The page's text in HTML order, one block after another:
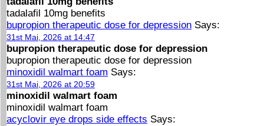
tadalafil 10mg benefits
bupropion therapeutic dose for depression Says:
31st Mai, 2026 at 14:47
bupropion therapeutic dose for depression
bupropion therapeutic dose for depression
minoxidil walmart foam Says:
31st Mai, 2026 at 20:59
minoxidil walmart foam
minoxidil walmart foam
acyclovir eye drops side effects Says: